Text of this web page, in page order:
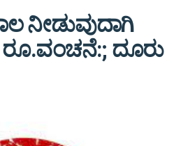
ನೀಡುವುದಾಗಿ
ರೂ.ವಂಚನೆ:; ದೂರು